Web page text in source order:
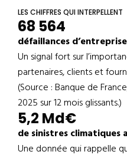
LES CHIFFRES QUI INTERPELLENT
68 564
défaillances
Un signal fort sur
partenaires, clients et
(Source : Banque de
2025 sur 12 mois glissants.)
5,2 Md€
de sinistres climatiques
Une donnée qui rappelle